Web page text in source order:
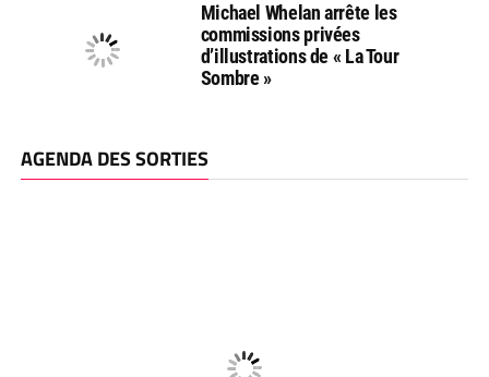
Michael Whelan arrête les
commissions privées
d’illustrations de « La Tour
Sombre »
AGENDA DES SORTIES